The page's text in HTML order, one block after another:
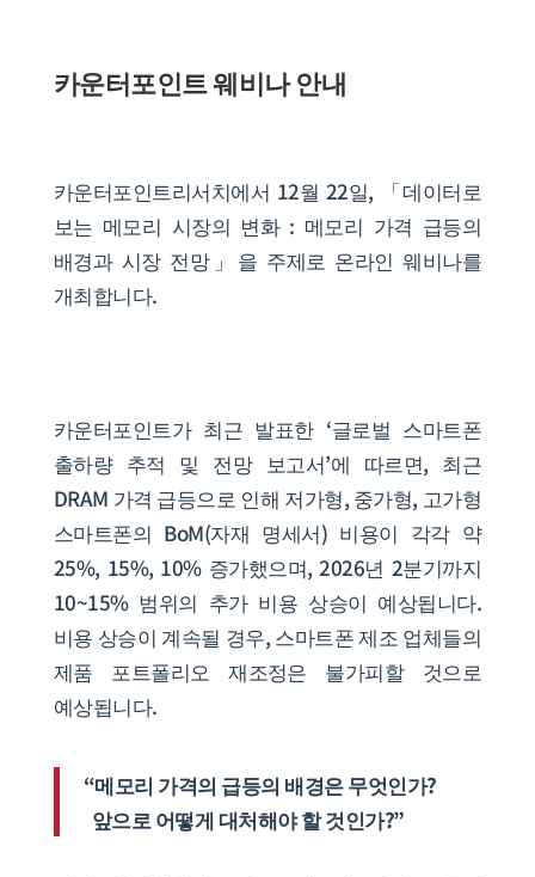
카운터포인트 웨비나 안내
카운터포인트리서치에서 12월 22일, 「데이터로
보는 메모리 시장의 변화 : 메모리 가격 급등의
배경과 시장 전망」을 주제로 온라인 웨비나를
개최합니다.
카운터포인트가 최근 발표한 ‘글로벌 스마트폰
출하량 추적 및 전망 보고서’에 따르면, 최근
DRAM 가격 급등으로 인해 저가형, 중가형, 고가형
스마트폰의 BoM(자재 명세서) 비용이 각각 약
25%, 15%, 10% 증가했으며, 2026년 2분기까지
10~15% 범위의 추가 비용 상승이 예상됩니다.
비용 상승이 계속될 경우, 스마트폰 제조 업체들의
제품 포트폴리오 재조정은 불가피할 것으로
예상됩니다.
“메모리 가격의 급등의 배경은 무엇인가?
앞으로 어떻게 대처해야 할 것인가?”